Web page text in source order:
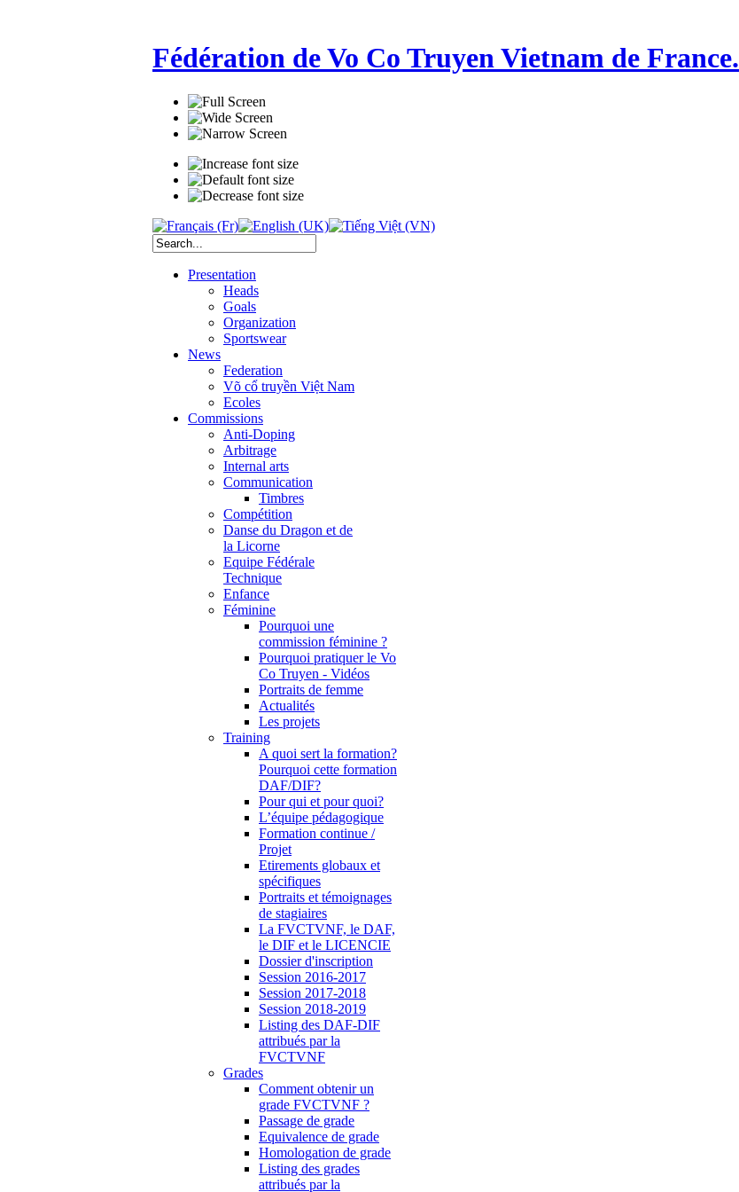
Fédération de Vo Co Truyen Vietnam de France.
Presentation
Heads
Goals
Organization
Sportswear
News
Federation
Võ cổ truyền Việt Nam
Ecoles
Commissions
Anti-Doping
Arbitrage
Internal arts
Communication
Timbres
Compétition
Danse du Dragon et de
la Licorne
Equipe Fédérale
Technique
Enfance
Féminine
Pourquoi une
commission féminine ?
Pourquoi pratiquer le Vo
Co Truyen - Vidéos
Portraits de femme
Actualités
Les projets
Training
A quoi sert la formation?
Pourquoi cette formation
DAF/DIF?
Pour qui et pour quoi?
L’équipe pédagogique
Formation continue /
Projet
Etirements globaux et
spécifiques
Portraits et témoignages
de stagiaires
La FVCTVNF, le DAF,
le DIF et le LICENCIE
Dossier d'inscription
Session 2016-2017
Session 2017-2018
Session 2018-2019
Listing des DAF-DIF
attribués par la
FVCTVNF
Grades
Comment obtenir un
grade FVCTVNF ?
Passage de grade
Equivalence de grade
Homologation de grade
Listing des grades
attribués par la